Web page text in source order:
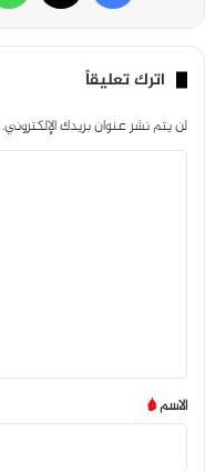
اترك تعليقاً
لن يتم نشر عنوان بريدك الإلكتروني.
*
الاسم*